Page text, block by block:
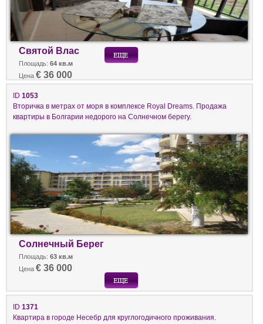
Святой Влас
Площадь: 64 кв.м
Цена € 36 000
ID 1053
Вторичка в метрах от моря в комплексе Royal Dreams. Продажа
квартиры в Болгарии недорого на Солнечном берегу.
Солнечный Берег
Площадь: 63 кв.м
Цена € 36 000
ID 1371
Квартира в городе Несебр для круглогодичного проживания.